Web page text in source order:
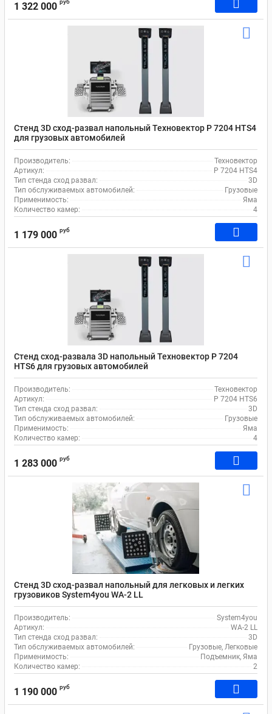
1 322 000 руб
Стенд 3D сход-развал напольный Техновектор P 7204 HTS4
для грузовых автомобилей
Производитель:
Техновектор
Артикул:
P 7204 HTS4
Тип стенда сход развал:
3D
Тип обслуживаемых автомобилей:
Грузовые
Применимость:
Яма
Количество камер:
4
1 179 000 руб
Стенд сход-развала 3D напольный Техновектор P 7204
HTS6 для грузовых автомобилей
Производитель:
Техновектор
Артикул:
P 7204 HTS6
Тип стенда сход развал:
3D
Тип обслуживаемых автомобилей:
Грузовые
Применимость:
Яма
Количество камер:
4
1 283 000 руб
Стенд 3D сход-развал напольный для легковых и легких
грузовиков System4you WA-2 LL
Производитель:
System4you
Артикул:
WA-2 LL
Тип стенда сход развал:
3D
Тип обслуживаемых автомобилей:
Грузовые, Легковые
Применимость:
Подъемник, Яма
Количество камер:
2
1 190 000 руб